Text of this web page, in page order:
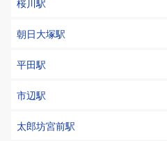
朝日大塚駅
平田駅
市辺駅
太郎坊宮前駅